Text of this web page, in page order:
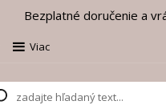
Bezplatné doručenie a
Viac